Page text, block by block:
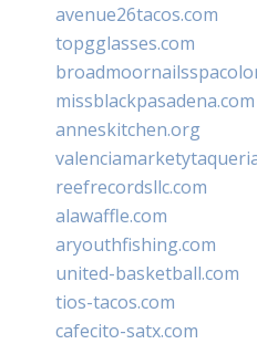
avenue26tacos.com
topgglasses.com
missblackpasadena.com
anneskitchen.org
reefrecordsllc.com
alawaffle.com
aryouthfishing.com
united-basketball.com
tios-tacos.com
cafecito-satx.com